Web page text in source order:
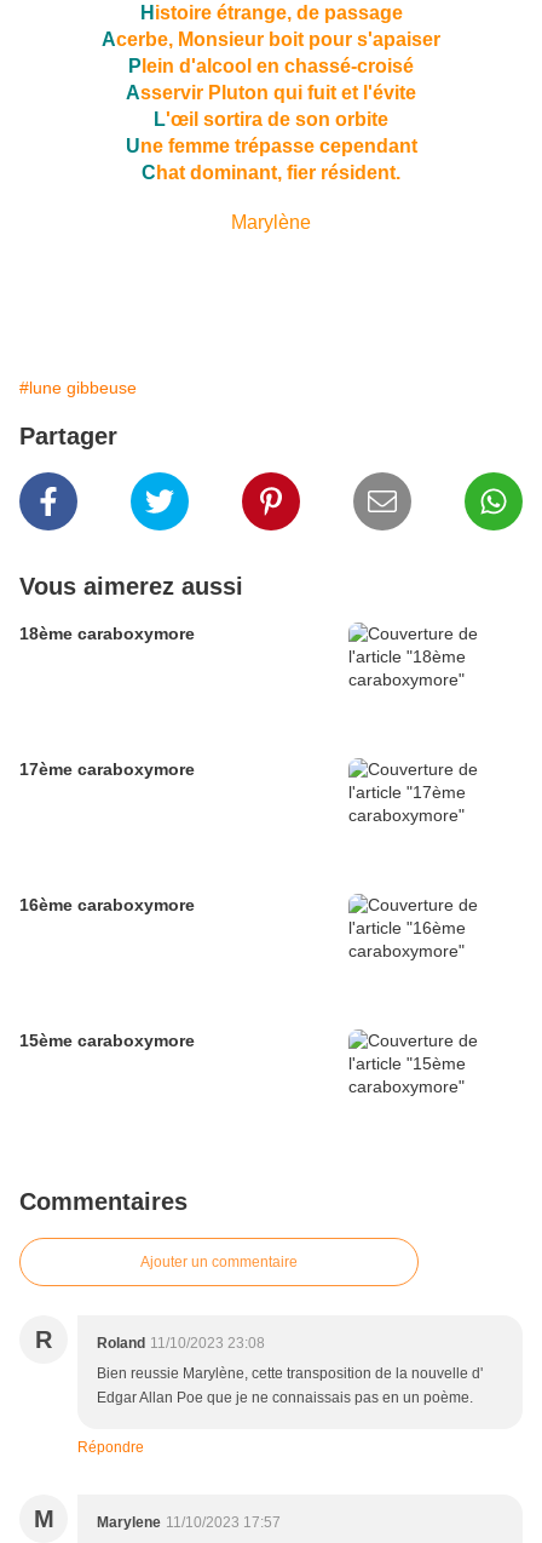
H istoire étrange, de passage
Acerbe, Monsieur boit pour s'apaiser
P lein d'alcool en chassé-croisé
Asservir Pluton qui fuit et l'évite
L'œil sortira de son orbite
Une femme trépasse cependant
C hat dominant, fier résident.
Marylène
#lune gibbeuse
Partager
Vous aimerez aussi
18ème caraboxymore
17ème caraboxymore
16ème caraboxymore
15ème caraboxymore
Commentaires
Ajouter un commentaire
R Roland 11/10/2023 23:08
Bien reussie Marylène, cette transposition de la nouvelle d'
Edgar Allan Poe que je ne connaissais pas en un poème.
Répondre
M Marylene 11/10/2023 17:57